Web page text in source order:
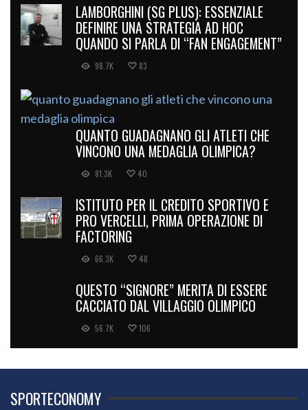
LAMBORGHINI (SG PLUS): ESSENZIALE
DEFINIRE UNA STRATEGIA AD HOC
QUANDO SI PARLA DI “FAN ENGAGEMENT”
98.7K 83
QUANTO GUADAGNANO GLI ATLETI CHE
VINCONO UNA MEDAGLIA OLIMPICA?
81.3K 40
ISTITUTO PER IL CREDITO SPORTIVO E
PRO VERCELLI, PRIMA OPERAZIONE DI
FACTORING
66.3K 48
QUESTO “SIGNORE” MERITA DI ESSERE
CACCIATO DAL VILLAGGIO OLIMPICO
56.7K 106
SPORTECONOMY